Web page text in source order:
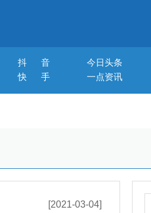
抖 音
快 手
今日头条
一点资讯
[2021-03-04]